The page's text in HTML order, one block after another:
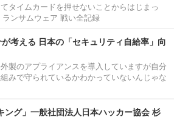
タイムカードを押せないことからはじまっ
ンサムウェア 戦い全記録
考える 日本の「セキュリティ自給率」向
製のアプライアンスを導入していますが自分
みで守られているかわかっていないんじゃな
ング」一般社団法人日本ハッカー協会 杉